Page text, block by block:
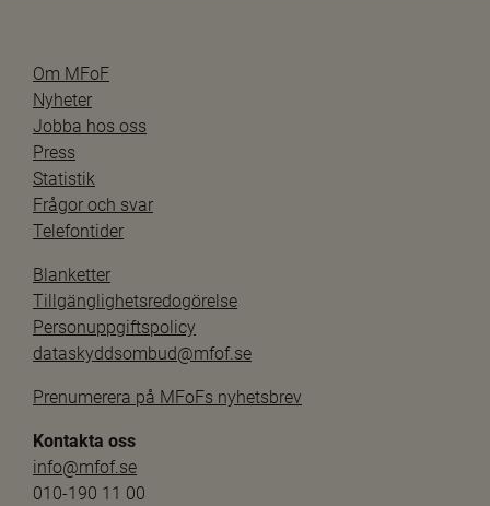
Om MFoF
Nyheter
Jobba hos oss
Press
Statistik
Frågor och svar
Telefontider
Blanketter
Tillgänglighetsredogörelse
Personuppgiftspolicy
dataskyddsombud@mfof.se
Prenumerera på MFoFs nyhetsbrev
Kontakta oss
info@mfof.se
010-190 11 00